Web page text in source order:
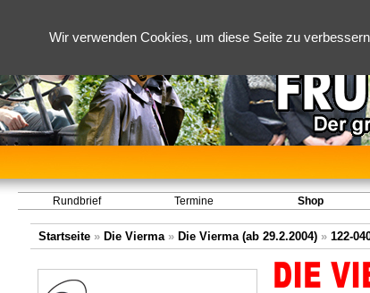
Wir verwenden Cookies, um diese Seite zu
Rundbrief Termine Shop
Startseite » Die Vierma» Die Vierma (ab 29.2.2004) » 122-